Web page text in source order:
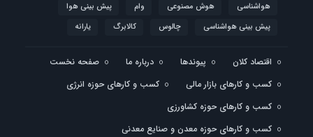
هواشناسی
هوش مصنوعی وام
پیش بینی هوا
پیش بینی هواشناسی
چالوس کالابرگ یارانه
اقتصاد کلان پیوندها درباره ما
صفحه نخست
کسب و کارهای بازار مالی
کسب و کارهای حوزه انرژی
کسب و کارهای حوزه کشاورزی
کسب و کارهای حوزه معدن و صنایع معدنی